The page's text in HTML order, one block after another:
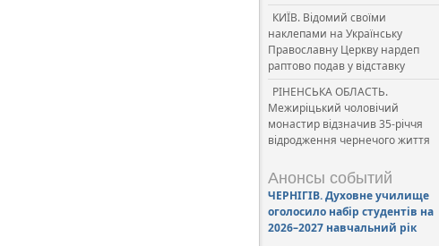
КИЇВ. Відомий своїми
наклепами на Українську
Православну Церкву нардеп
раптово подав у відставку
РІНЕНСЬКА ОБЛАСТЬ.
Межиріцький чоловічий
монастир відзначив 35-річчя
відродження чернечого життя
Анонсы событий
ЧЕРНІГІВ. Духовне училище
оголосило набір студентів на
2026–2027 навчальний рік